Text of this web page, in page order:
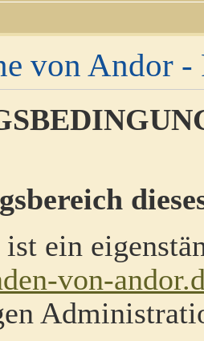
von Andor -
ein
von-